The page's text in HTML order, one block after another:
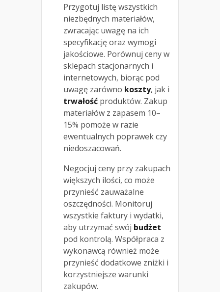
Przygotuj listę wszystkich
niezbędnych materiałów,
zwracając uwagę na ich
specyfikację oraz wymogi
jakościowe. Porównuj ceny w
sklepach stacjonarnych i
internetowych, biorąc pod
uwagę zarówno koszty, jak i
trwałość produktów. Zakup
materiałów z zapasem 10–
15% pomoże w razie
ewentualnych poprawek czy
niedoszacowań.
Negocjuj ceny przy zakupach
większych ilości, co może
przynieść zauważalne
oszczędności. Monitoruj
wszystkie faktury i wydatki,
aby utrzymać swój budżet
pod kontrolą. Współpraca z
wykonawcą również może
przynieść dodatkowe zniżki i
korzystniejsze warunki
zakupów.